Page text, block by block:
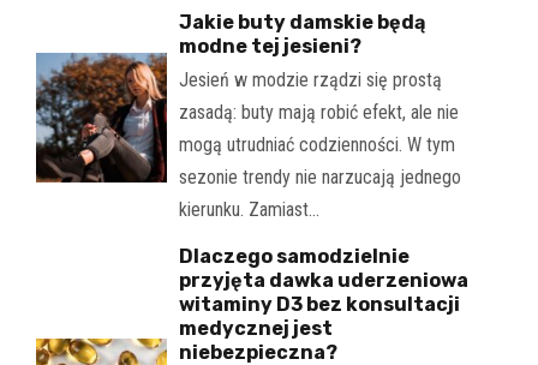
Jakie buty damskie będą
modne tej jesieni?
Jesień w modzie rządzi się prostą
zasadą: buty mają robić efekt, ale nie
mogą utrudniać codzienności. W tym
sezonie trendy nie narzucają jednego
kierunku. Zamiast…
Dlaczego samodzielnie
przyjęta dawka uderzeniowa
witaminy D3 bez konsultacji
medycznej jest
niebezpieczna?